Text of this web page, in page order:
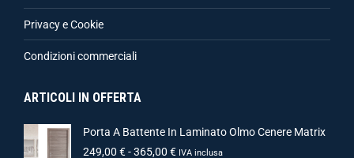
Privacy e Cookie
Condizioni commerciali
ARTICOLI IN OFFERTA
Porta A Battente In Laminato Olmo Cenere Matrix
249,00 €-365,00 € IVA inclusa